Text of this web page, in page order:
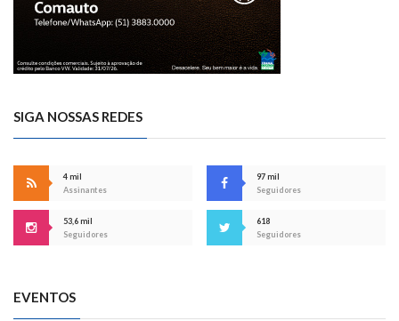
SIGA NOSSAS REDES
4 mil
Assinantes
97 mil
Seguidores
53,6 mil
Seguidores
618
Seguidores
EVENTOS